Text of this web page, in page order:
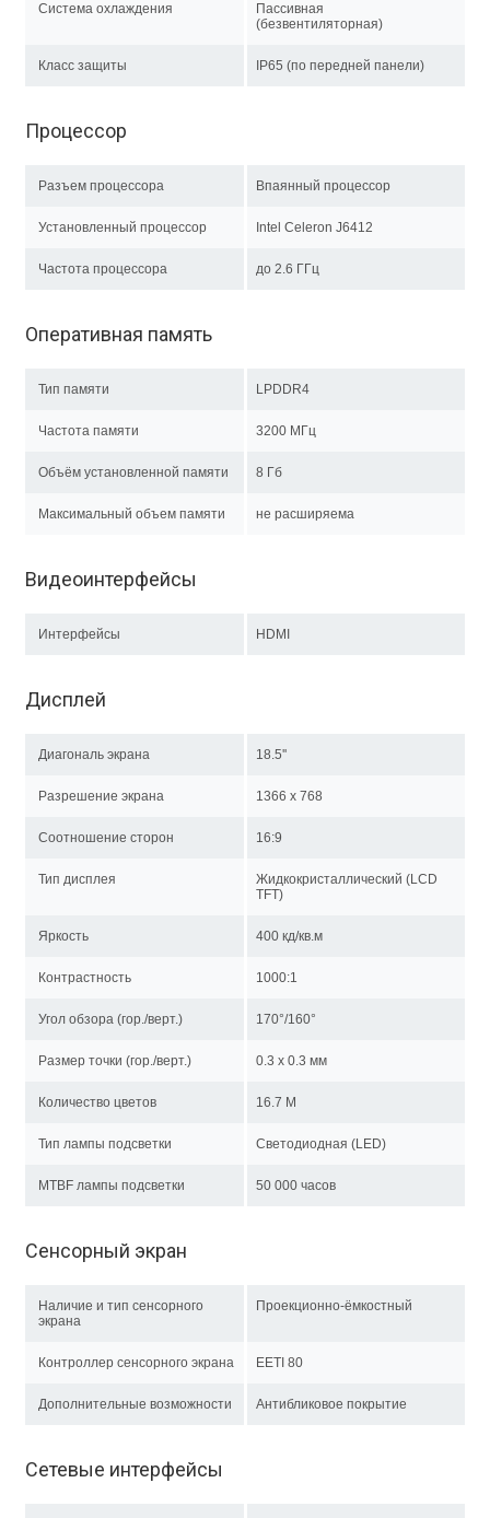
Система охлаждения
Пассивная
(безвентиляторная)
Класс защиты IP65 (по передней панели)
Процессор
Разъем процессора Впаянный процессор
Установленный процессор Intel Celeron J6412
Частота процессора до 2.6 ГГц
Оперативная память
Тип памяти LPDDR4
Частота памяти 3200 МГц
Объём установленной памяти 8 Гб
Максимальный объем памяти не расширяема
Видеоинтерфейсы
Интерфейсы HDMI
Дисплей
Диагональ экрана 18.5''
Разрешение экрана 1366 x 768
Соотношение сторон 16:9
Тип дисплея
Жидкокристаллический (LCD
TFT)
Яркость 400 кд/кв.м
Контрастность 1000:1
Угол обзора (гор./верт.) 170°/160°
Размер точки (гор./верт.) 0.3 x 0.3 мм
Количество цветов 16.7 M
Тип лампы подсветки Светодиодная (LED)
MTBF лампы подсветки 50 000 часов
Сенсорный экран
Наличие и тип сенсорного
экрана
Проекционно-ёмкостный
Контроллер сенсорного экрана EETI 80
Дополнительные возможности Антибликовое покрытие
Сетевые интерфейсы